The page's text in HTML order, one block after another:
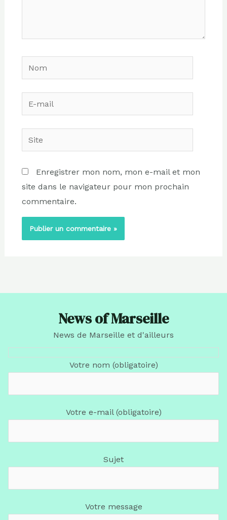
Nom
E-
mail
Site
Enregistrer mon nom, mon e-mail et mon
site dans le navigateur pour mon prochain
commentaire.
News of Marseille
News de Marseille et d'ailleurs
Votre nom (obligatoire)
Votre e-mail (obligatoire)
Sujet
Votre message